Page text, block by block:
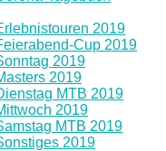
2019
Cup 2019
2019
2019
MTB 2019
2019
MTB 2019
2019